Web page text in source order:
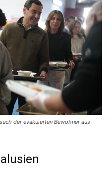
der evakuierten Bewohner aus